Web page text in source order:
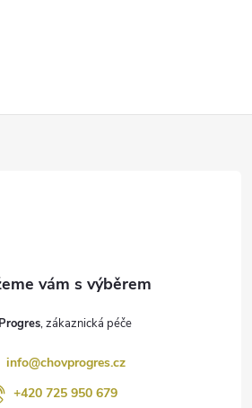
info@chovprogres.cz
+420 725 950 679